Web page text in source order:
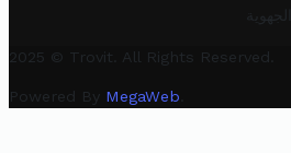
2025 © Trovit. All Rights Reserved.
Powered By MegaWeb